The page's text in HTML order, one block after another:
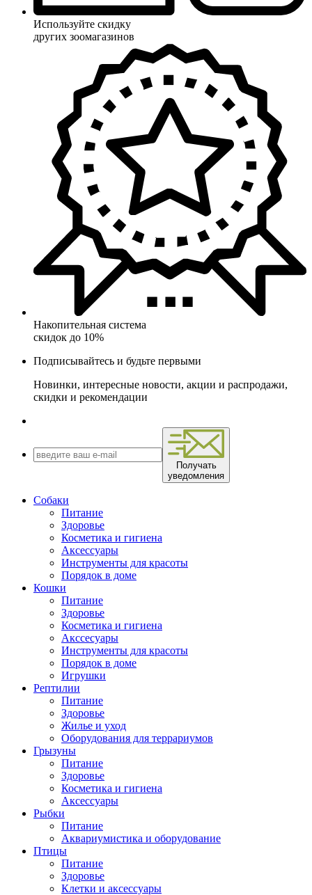
Используйте скидку
других зоомагазинов
Накопительная система
скидок до 10%
Подписывайтесь и будьте первыми
Новинки, интересные новости, акции и распродажи,
скидки и рекомендации
Получать
уведомления
Собаки
Питание
Здоровье
Косметика и гигиена
Аксессуары
Инструменты для красоты
Порядок в доме
Кошки
Питание
Здоровье
Косметика и гигиена
Акссесуары
Инструменты для красоты
Порядок в доме
Игрушки
Рептилии
Питание
Здоровье
Жилье и уход
Оборудования для террариумов
Грызуны
Питание
Здоровье
Косметика и гигиена
Аксессуары
Рыбки
Питание
Аквариумистика и оборудование
Птицы
Питание
Здоровье
Клетки и аксессуары